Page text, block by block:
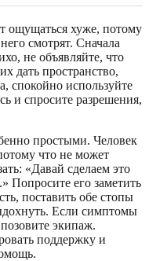
ощущаться хуже, потому
смотрят. Сначала
не объявляйте, что
дать пространство,
спокойно используйте
и спросите разрешения,
простыми. Человек
что не может
«Давай сделаем это
Попросите его заметить
поставить обе стопы
Если симптомы
экипаж.
поддержку и